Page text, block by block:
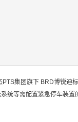
PTS集团旗下 BRD博锐迪
统等需配置紧急停车装